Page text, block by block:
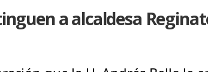
a alcaldesa